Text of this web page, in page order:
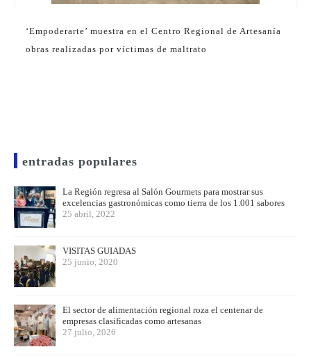
‘Empoderarte’ muestra en el Centro Regional de Artesanía
obras realizadas por víctimas de maltrato
entradas populares
La Región regresa al Salón Gourmets para mostrar sus
excelencias gastronómicas como tierra de los 1.001 sabores
25 abril, 2022
VISITAS GUIADAS
25 junio, 2020
El sector de alimentación regional roza el centenar de
empresas clasificadas como artesanas
27 julio, 2026